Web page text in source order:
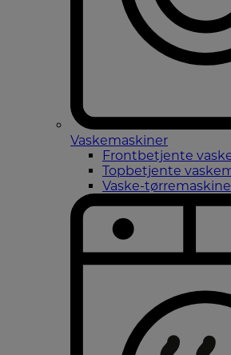
Vaskemaskiner
Frontbetjente
Topbetjente
Vaske-